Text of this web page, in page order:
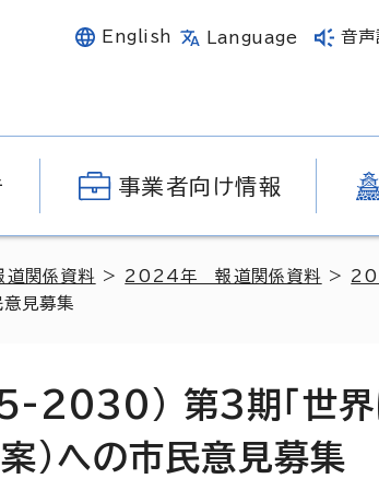
English Language 音声
事業者向け情報
道関係資料 > 2024年 報道関係資料 >
意見募集
第3期「世界に
)への市民意見募集